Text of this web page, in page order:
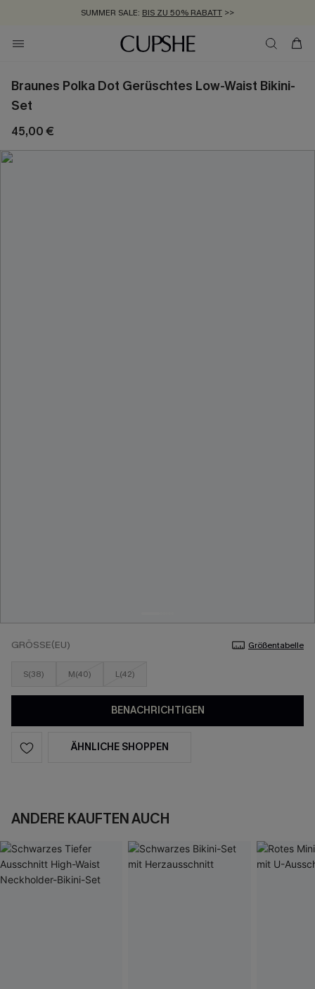
SUMMER SALE: BIS ZU 50% RABATT >>
ZUM NEWSLETTER:BIS ZU -20% EXTRA ERHALTEN
KOSTENLOSER VERSAND AB 89 €
Braunes Polka Dot Gerüschtes Low-Waist Bikini-
Set
45,00 €
GRÖSSE(EU) Größentabelle
S(38) M(40) L(42)
BENACHRICHTIGEN
ÄHNLICHE SHOPPEN
ANDERE KAUFTEN AUCH